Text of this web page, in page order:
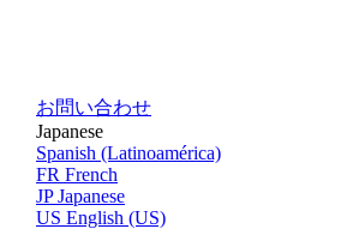
お問い合わせ
Japanese
Spanish (Latinoamérica)
FR French
JP Japanese
US English (US)